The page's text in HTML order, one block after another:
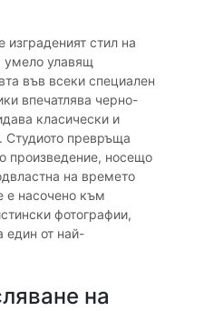
стил на
умело улавящ
във всеки специален
впечатлява черно-
класически и
Студиото превръща
произведение, носещо
на времето
е насочено към
фотографии,
един от най-
на